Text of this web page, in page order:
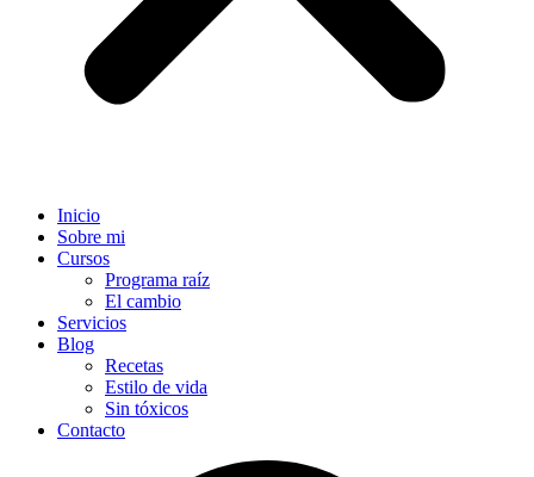
Inicio
Sobre mi
Cursos
Programa raíz
El cambio
Servicios
Blog
Recetas
Estilo de vida
Sin tóxicos
Contacto